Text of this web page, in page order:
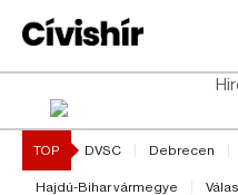
TOP DVSC Debrecen
Hajdú-Bihar vármegye